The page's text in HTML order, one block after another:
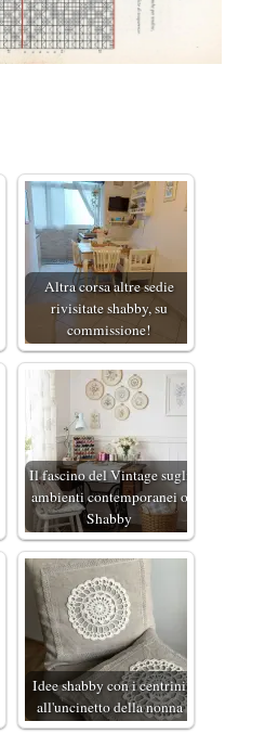
Altra corsa altre sedie
rivisitate shabby, su
commissione!
Il fascino del Vintage sugli
ambienti contemporanei o
Shabby
Idee shabby con i centrini
all'uncinetto della nonna